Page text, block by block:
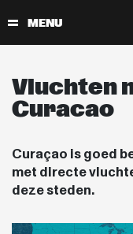
Vluchten
Curacao
Curaçao is goed
met directe
deze steden.